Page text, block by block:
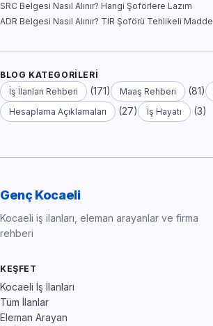
SRC Belgesi Nasıl Alınır? Hangi Şoförlere Lazım
ADR Belgesi Nasıl Alınır? TIR Şoförü Tehlikeli Madde
BLOG KATEGORILERI
İş İlanları Rehberi
(171) Maaş Rehberi (81)
Hesaplama Açıklamaları (27) İş Hayatı (3)
Genç Kocaeli
Kocaeli iş ilanları, eleman arayanlar ve firma
rehberi
KEŞFET
Kocaeli İş İlanları
Tüm İlanlar
Eleman Arayan